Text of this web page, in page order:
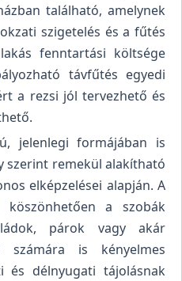
található, amelynek
szigetelés és a fűtés
fenntartási költsége
távfűtés egyedi
a rezsi jól tervezhető és
jelenlegi formájában is
szerint remekül alakítható
elképzelései alapján. A
köszönhetően a szobák
párok vagy akár
számára is kényelmes
és délnyugati tájolásnak